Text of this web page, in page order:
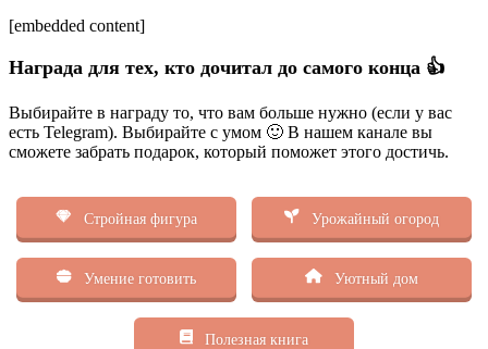
[embedded content]
Награда для тех, кто дочитал до самого конца 👍
Выбирайте в награду то, что вам больше нужно (если у вас
есть Telegram). Выбирайте с умом 🙂 В нашем канале вы
сможете забрать подарок, который поможет этого достичь.
Стройная фигура Урожайный огород
Умение готовить Уютный дом
Полезная книга